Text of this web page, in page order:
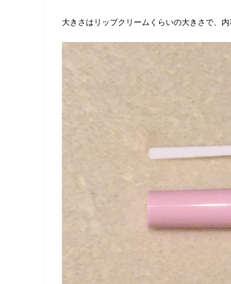
大きさはリップクリームくらいの大きさで、内